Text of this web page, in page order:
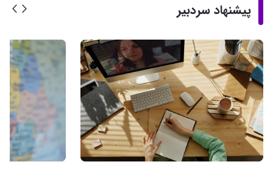
پیشنهاد سردبیر